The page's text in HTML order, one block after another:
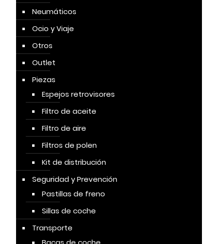
Neumáticos
Ocio y Viaje
Otros
Outlet
Piezas
Espejos retrovisores
Filtro de aceite
Filtro de aire
Filtros de polen
Kit de distribución
Seguridad y Prevención
Pastillas de freno
Sillas de coche
Transporte